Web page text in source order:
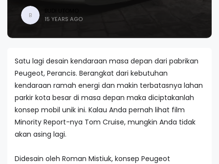
B
15 YEARS AGO
Satu lagi desain kendaraan masa depan dari pabrikan
Peugeot, Perancis. Berangkat dari kebutuhan
kendaraan ramah energi dan makin terbatasnya lahan
parkir kota besar di masa depan maka diciptakanlah
konsep mobil unik ini. Kalau Anda pernah lihat film
Minority Report-nya Tom Cruise, mungkin Anda tidak
akan asing lagi.
Didesain oleh Roman Mistiuk, konsep Peugeot